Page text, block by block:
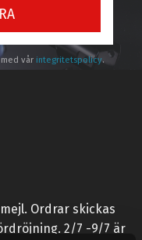
vår integritetspolicy.
Ordrar skickas
2/7 -9/7 är